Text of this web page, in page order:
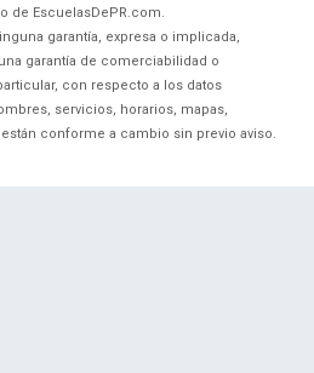
de EscuelasDePR.com.
garantía, expresa o implicada,
garantía de comerciabilidad o
con respecto a los datos
servicios, horarios, mapas,
conforme a cambio sin previo aviso.